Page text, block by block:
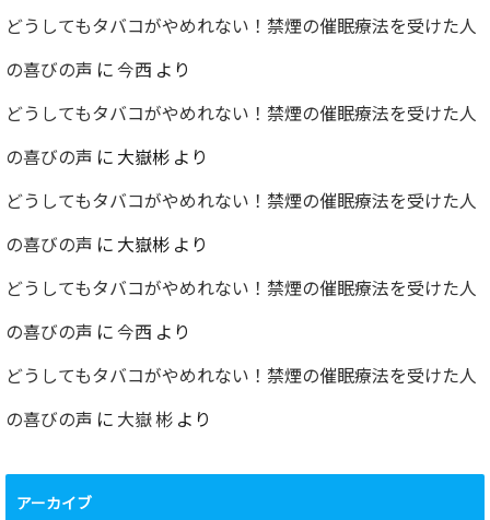
どうしてもタバコがやめれない！禁煙の催眠療法を受けた人
の喜びの声 に 今西 より
どうしてもタバコがやめれない！禁煙の催眠療法を受けた人
の喜びの声 に 大嶽彬 より
どうしてもタバコがやめれない！禁煙の催眠療法を受けた人
の喜びの声 に 大嶽彬 より
どうしてもタバコがやめれない！禁煙の催眠療法を受けた人
の喜びの声 に 今西 より
どうしてもタバコがやめれない！禁煙の催眠療法を受けた人
の喜びの声 に 大嶽 彬 より
アーカイブ